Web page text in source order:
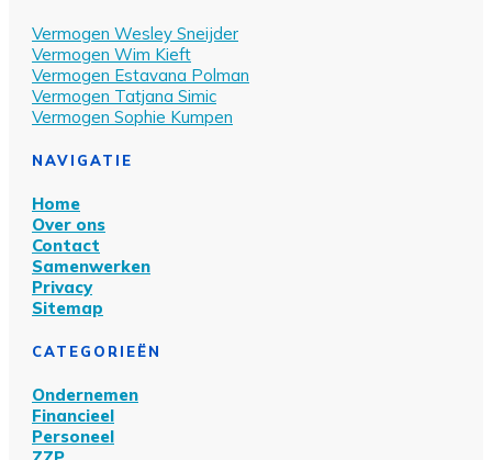
Vermogen Wesley Sneijder
Vermogen Wim Kieft
Vermogen Estavana Polman
Vermogen Tatjana Simic
Vermogen Sophie Kumpen
NAVIGATIE
Home
Over ons
Contact
Samenwerken
Privacy
Sitemap
CATEGORIEËN
Ondernemen
Financieel
Personeel